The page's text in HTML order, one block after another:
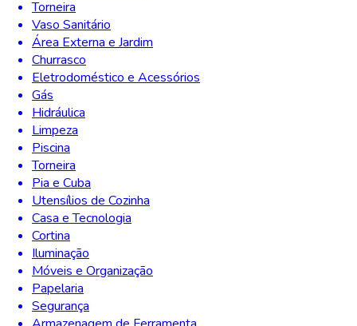
Torneira
Vaso Sanitário
Área Externa e Jardim
Churrasco
Eletrodoméstico e Acessórios
Gás
Hidráulica
Limpeza
Piscina
Torneira
Pia e Cuba
Utensílios de Cozinha
Casa e Tecnologia
Cortina
Iluminação
Móveis e Organização
Papelaria
Segurança